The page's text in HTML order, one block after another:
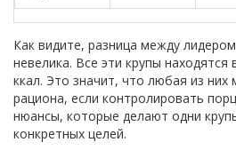
Как видите, разница между
невелика. Все эти крупы находятся
ккал. Это значит, что любая из
рациона, если контролировать
нюансы, которые делают одни
конкретных целей.